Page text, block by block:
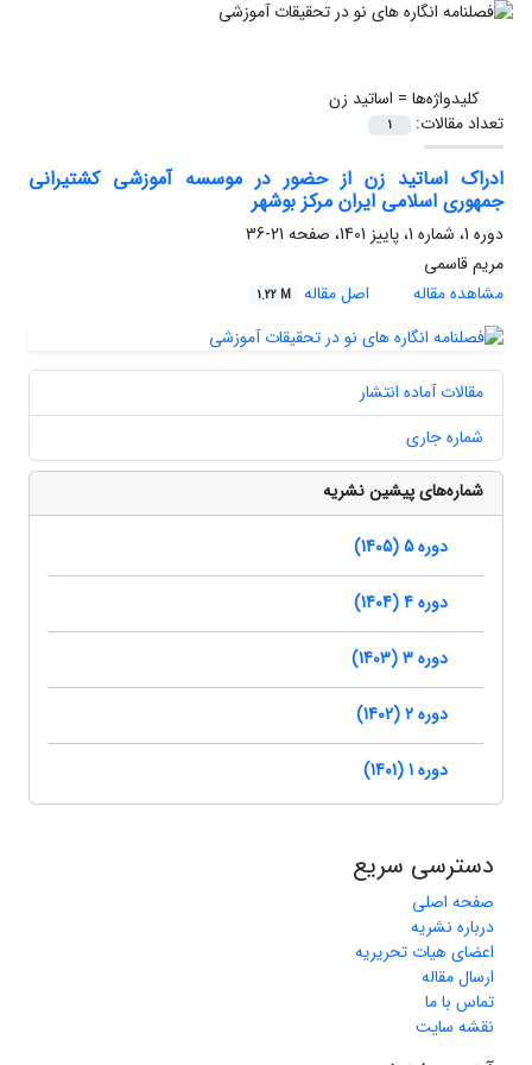
کلیدواژه‌ها = اساتید زن
تعداد مقالات:
1
ادراک اساتید زن از حضور در موسسه آموزشی کشتیرانی
جمهوری اسلامی ایران مرکز بوشهر
دوره 1، شماره 1، پاییز 1401، صفحه
21-36
مریم قاسمی
مشاهده مقاله
اصل مقاله 1.22 M
مقالات آماده انتشار
شماره جاری
شماره‌های پیشین نشریه
دوره 5 (1405)
دوره 4 (1404)
دوره 3 (1403)
دوره 2 (1402)
دوره 1 (1401)
دسترسی سریع
صفحه اصلی
درباره نشریه
اعضای هیات تحریریه
ارسال مقاله
تماس با ما
نقشه سایت